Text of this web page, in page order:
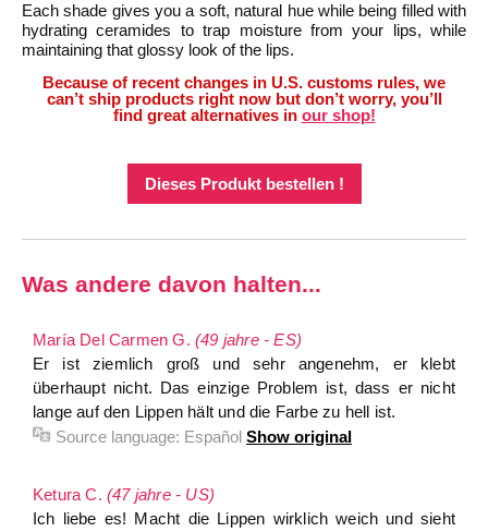
Each shade gives you a soft, natural hue while being filled with
hydrating ceramides to trap moisture from your lips, while
maintaining that glossy look of the lips.
Because of recent changes in U.S. customs rules, we
can’t ship products right now but don’t worry, you’ll
find great alternatives in our shop!
Dieses Produkt bestellen !
Was andere davon halten...
María Del Carmen G. (49 jahre - ES)
Er ist ziemlich groß und sehr angenehm, er klebt
überhaupt nicht. Das einzige Problem ist, dass er nicht
lange auf den Lippen hält und die Farbe zu hell ist.
Source language: Español Show original
Ketura C. (47 jahre - US)
Ich liebe es! Macht die Lippen wirklich weich und sieht